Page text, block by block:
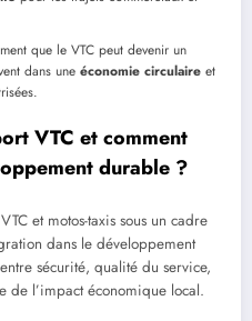
que le VTC peut devenir un
dans une économie circulaire et
VTC et comment
durable ?
et motos-taxis sous un cadre
dans le développement
sécurité, qualité du service,
de l’impact économique local.